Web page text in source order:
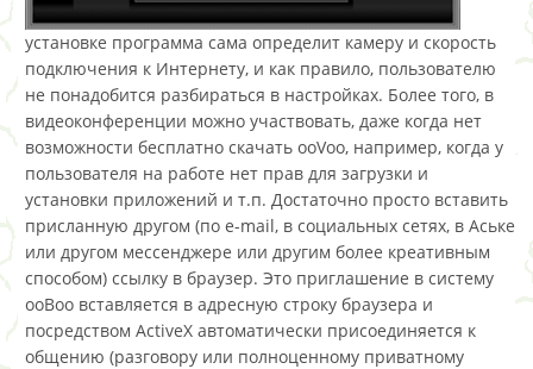
установке программа сама определит камеру и скорость
подключения к Интернету, и как правило, пользователю
не понадобится разбираться в настройках. Более того, в
видеоконференции можно участвовать, даже когда нет
возможности бесплатно скачать ooVoo, например, когда у
пользователя на работе нет прав для загрузки и
установки приложений и т.п. Достаточно просто вставить
присланную другом (по e-mail, в социальных сетях, в Аське
или другом мессенджере или другим более креативным
способом) ссылку в браузер. Это приглашение в систему
ооВоо вставляется в адресную строку браузера и
посредством ActiveX автоматически присоединяется к
общению (разговору или полноценному приватному